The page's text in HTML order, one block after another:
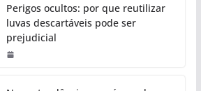
Perigos ocultos: por que reutilizar
luvas descartáveis pode ser
prejudicial